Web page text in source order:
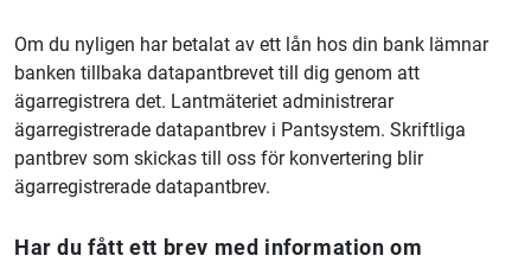
Om du nyligen har betalat av ett lån hos din bank lämnar
banken tillbaka datapantbrevet till dig genom att
ägarregistrera det. Lantmäteriet administrerar
ägarregistrerade datapantbrev i Pantsystem. Skriftliga
pantbrev som skickas till oss för konvertering blir
ägarregistrerade datapantbrev.
Har du fått ett brev med information om